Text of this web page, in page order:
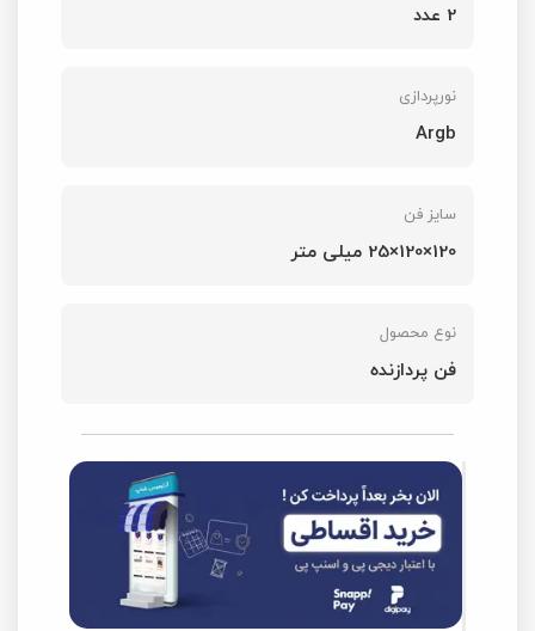
2 عدد
نورپردازی
Argb
سایز فن
120×120×25 میلی متر
نوع محصول
فن پردازنده